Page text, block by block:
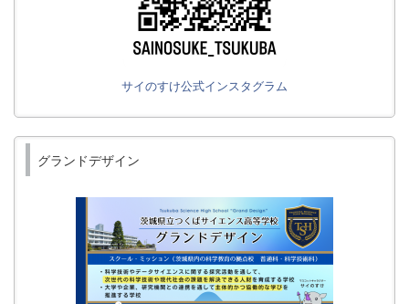
サイのすけ公式インスタグラム
グランドデザイン